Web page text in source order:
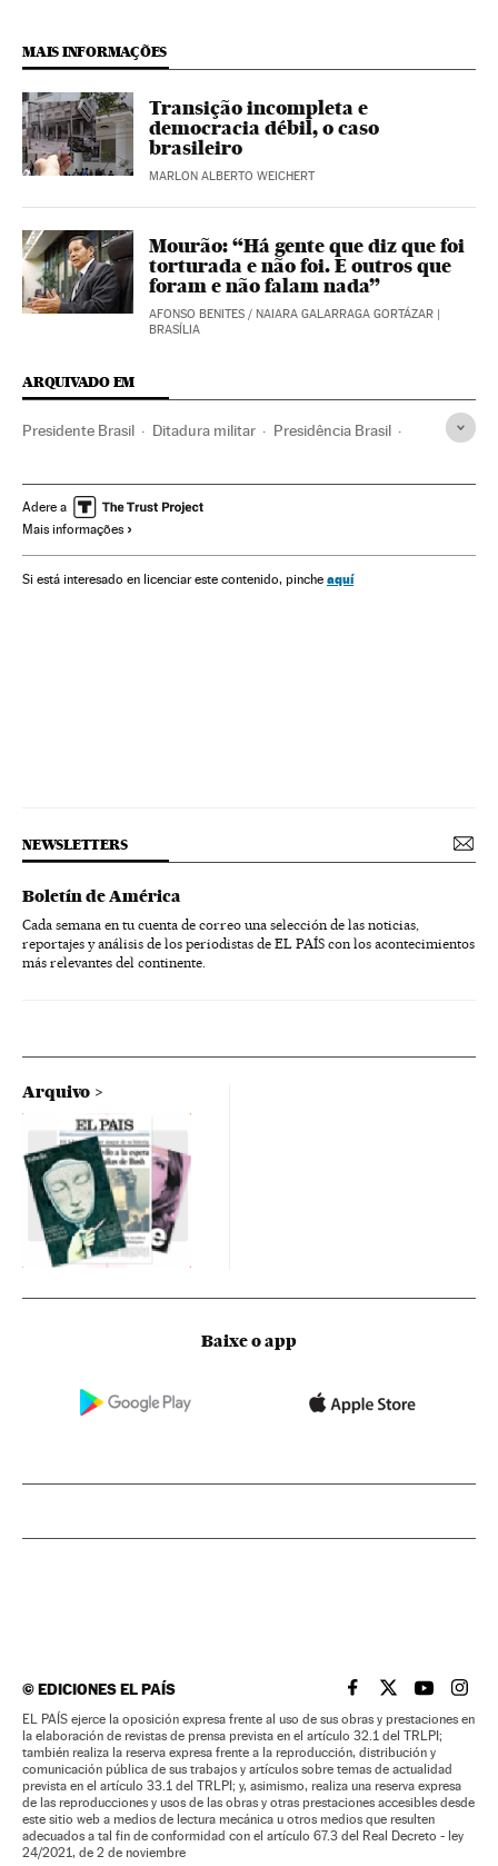
MAIS INFORMAÇÕES
Transição incompleta e
democracia débil, o caso
brasileiro
MARLON ALBERTO WEICHERT
Mourão: “Há gente que diz que foi
torturada e não foi. E outros que
foram e não falam nada”
AFONSO BENITES / NAIARA GALARRAGA GORTÁZAR |
BRASÍLIA
ARQUIVADO EM
Presidente Brasil Ditadura militar Presidência Brasil
América do Sul América Latina
Vladimir Herzog
Administração Estado Política Administração pública
Adere a
Mais informações
Si está interesado en licenciar este contenido, pinche aquí
NEWSLETTERS
Boletín de América
Cada semana en tu cuenta de correo una selección de las noticias,
reportajes y análisis de los periodistas de EL PAÍS con los acontecimientos
más relevantes del continente.
Arquivo
Baixe o app
©EDICIONES EL PAÍS EL PAÍS BRASIL EN
EL PAÍSEL PAÍS
EL
EL PAÍS ejerce la oposición expresa frente al uso de sus obras y prestaciones en
la elaboración de revistas de prensa prevista en el artículo 32.1 del TRLPI;
también realiza la reserva expresa frente a la reproducción, distribución y
comunicación pública de sus trabajos y artículos sobre temas de actualidad
prevista en el artículo 33.1 del TRLPI; y, asimismo, realiza una reserva expresa
de las reproducciones y usos de las obras y otras prestaciones accesibles desde
este sitio web a medios de lectura mecánica u otros medios que resulten
adecuados a tal fin de conformidad con el artículo 67.3 del Real Decreto - ley
24/2021, de 2 de noviembre